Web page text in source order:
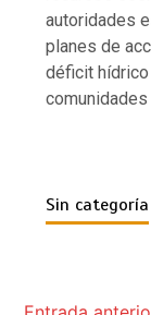
autoridades
planes de
déficit
Sin categoría